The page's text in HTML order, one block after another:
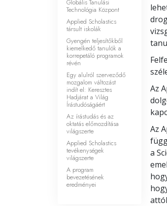
Az
Az
a
Globális Tanulási
Technológia Központ
Applied Scholastics
társult iskolák
Gyengén teljesítőkből
kiemelkedő tanulók a
korrepetáló programok
révén
Egy alulról szerveződő
mozgalom változást
indít el: Keresztes
Hadjárat a Világ
Írástudóságáért
Az írástudás és az
oktatás előmozdítása
világszerte
Applied Scholastics
tevékenységek
világszerte
A program
bevezetésének
eredményei